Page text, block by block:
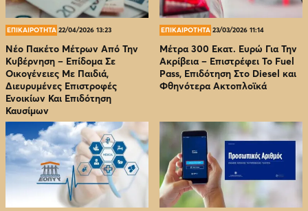
ΕΠΙΚΑΙΡΟΤΗΤΑ 22/04/2026 13:23
Νέο Πακέτο Μέτρων Από Την
Κυβέρνηση – Επίδομα Σε
Οικογένειες Με Παιδιά,
Διευρυμένες Επιστροφές
Ενοικίων Και Επιδότηση
Καυσίμων
ΕΠΙΚΑΙΡΟΤΗΤΑ 23/03/2026 11:14
Μέτρα 300 Εκατ. Ευρώ Για Την
Ακρίβεια – Επιστρέφει Το Fuel
Pass, Επιδότηση Στο Diesel και
Φθηνότερα Ακτοπλοϊκά